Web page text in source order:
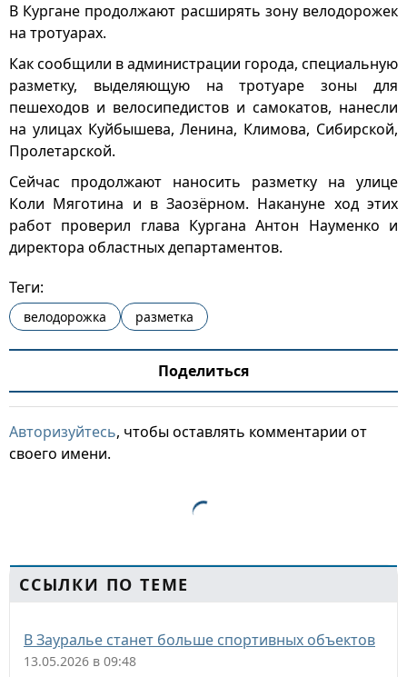
В Кургане продолжают расширять зону велодорожек
на тротуарах.
Как сообщили в администрации города, специальную
разметку, выделяющую на тротуаре зоны для
пешеходов и велосипедистов и самокатов, нанесли
на улицах Куйбышева, Ленина, Климова, Сибирской,
Пролетарской.
Сейчас продолжают наносить разметку на улице
Коли Мяготина и в Заозёрном. Накануне ход этих
работ проверил глава Кургана Антон Науменко и
директора областных департаментов.
Теги:
велодорожка разметка
Поделиться
Авторизуйтесь, чтобы оставлять комментарии от
своего имени.
ССЫЛКИ ПО ТЕМЕ
В Зауралье станет больше спортивных объектов
13.05.2026 в 09:48